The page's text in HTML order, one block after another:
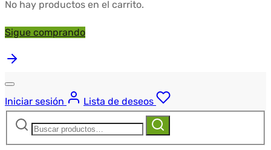
No hay productos en el carrito.
Sigue comprando
Iniciar sesión
Lista de deseos
Buscar:
Buscar